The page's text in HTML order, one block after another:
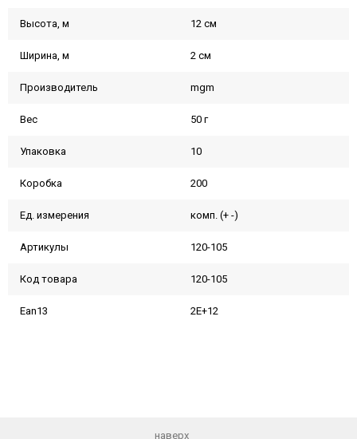
Высота, м 12 см
Ширина, м 2 см
Производитель mgm
Вес 50 г
Упаковка 10
Коробка 200
Ед. измерения комп. (+ -)
Артикулы 120-105
Код товара 120-105
Ean13 2E+12
наверх